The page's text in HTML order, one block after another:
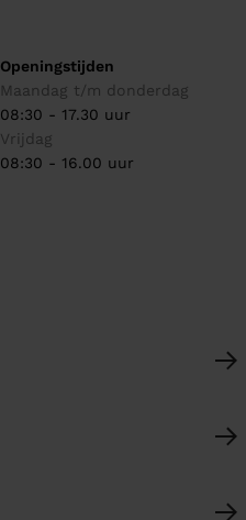
Openingstijden
Maandag t/m donderdag
08:30 - 17.30 uur
Vrijdag
08:30 - 16.00 uur